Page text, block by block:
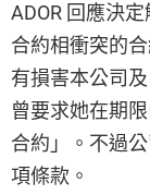
ADOR 回應決
合約相衝突的
有損害本公司
曾要求她在期
合約」。不過
項條款。